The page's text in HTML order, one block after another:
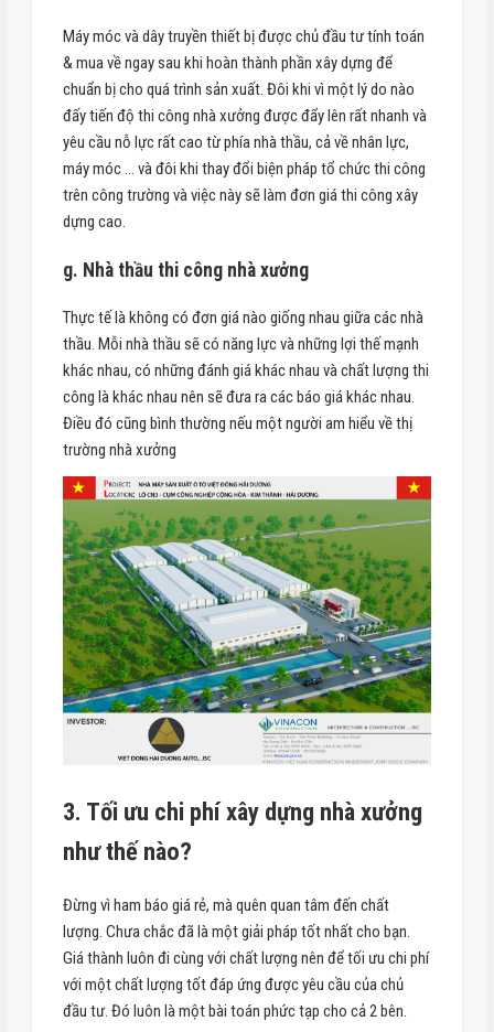
Máy móc và dây truyền thiết bị được chủ đầu tư tính toán
& mua về ngay sau khi hoàn thành phần xây dựng để
chuẩn bị cho quá trình sản xuất. Đôi khi vì một lý do nào
đấy tiến độ thi công nhà xưởng được đẩy lên rất nhanh và
yêu cầu nỗ lực rất cao từ phía nhà thầu, cả về nhân lực,
máy móc … và đôi khi thay đổi biện pháp tổ chức thi công
trên công trường và việc này sẽ làm đơn giá thi công xây
dựng cao.
g. Nhà thầu thi công nhà xưởng
Thực tế là không có đơn giá nào giống nhau giữa các nhà
thầu. Mỗi nhà thầu sẽ có năng lực và những lợi thế mạnh
khác nhau, có những đánh giá khác nhau và chất lượng thi
công là khác nhau nên sẽ đưa ra các báo giá khác nhau.
Điều đó cũng bình thường nếu một người am hiểu về thị
trường nhà xưởng
3. Tối ưu chi phí xây dựng nhà xưởng
như thế nào?
Đừng vì ham báo giá rẻ, mà quên quan tâm đến chất
lượng. Chưa chắc đã là một giải pháp tốt nhất cho bạn.
Giá thành luôn đi cùng với chất lượng nên để tối ưu chi phí
với một chất lượng tốt đáp ứng được yêu cầu của chủ
đầu tư. Đó luôn là một bài toán phức tạp cho cả 2 bên.